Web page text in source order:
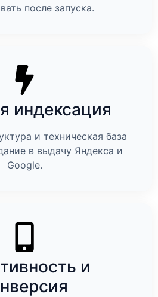
после запуска.
индексация
и техническая база
в выдачу Яндекса и
Google.
и